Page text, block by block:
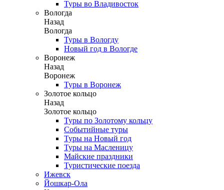
Туры во Владивосток
Вологда
Назад
Вологда
Туры в Вологду
Новый год в Вологде
Воронеж
Назад
Воронеж
Туры в Воронеж
Золотое кольцо
Назад
Золотое кольцо
Туры по Золотому кольцу
Событийные туры
Туры на Новый год
Туры на Масленицу
Майские праздники
Туристические поезда
Ижевск
Йошкар-Ола